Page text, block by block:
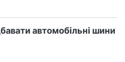
автомобільні шини